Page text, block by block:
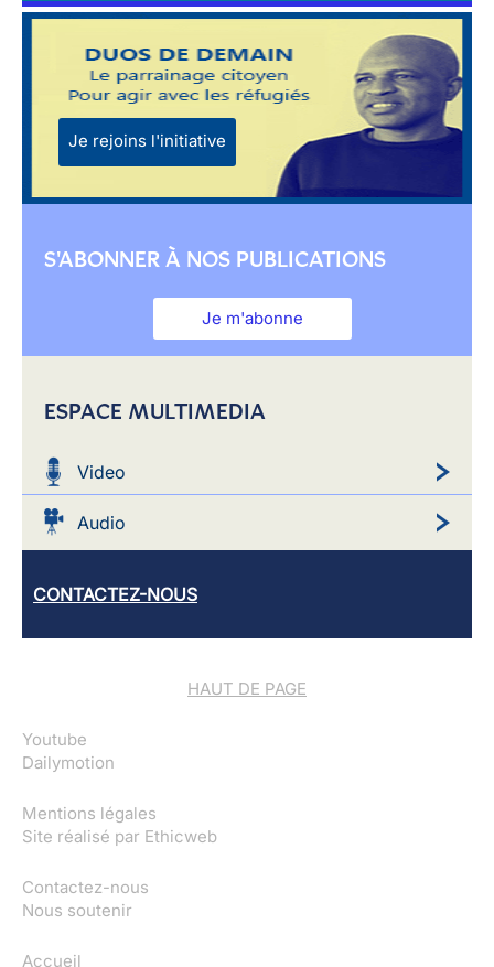
Je rejoins l'initiative
S'ABONNER À NOS PUBLICATIONS
Je m'abonne
ESPACE MULTIMEDIA
Video
Audio
CONTACTEZ-NOUS
HAUT DE PAGE
Youtube
Dailymotion
Mentions légales
Site réalisé par Ethicweb
Contactez-nous
Nous soutenir
Accueil